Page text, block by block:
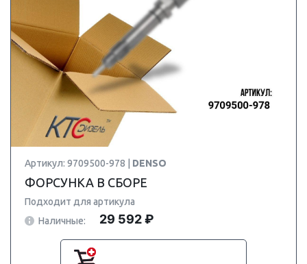
Артикул: 9709500-978 | DENSO
ФОРСУНКА В СБОРЕ
Подходит для артикула
Наличные:
29 592 ₽